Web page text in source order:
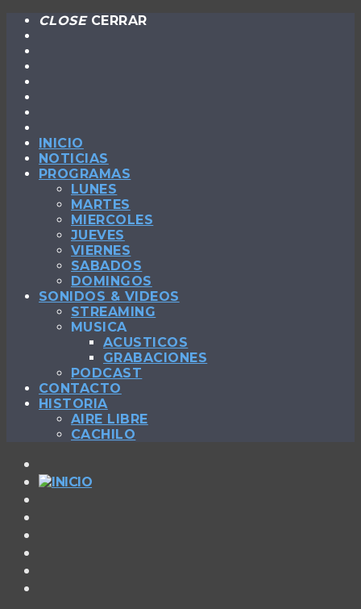
CLOSECERRAR
INICIO
NOTICIAS
PROGRAMAS
LUNES
MARTES
MIERCOLES
JUEVES
VIERNES
SABADOS
DOMINGOS
SONIDOS & VIDEOS
STREAMING
MUSICA
ACUSTICOS
GRABACIONES
PODCAST
CONTACTO
HISTORIA
AIRE LIBRE
CACHILO